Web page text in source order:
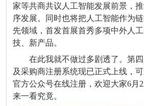
家等共商共议人工智能发展前景，
序发展。同时也将把人工智能作为
先领域，首发首展首秀多项中外人
技、新产品。
在此我就不做过多剧透了。 第
及采购商注册系统现已正式上线，
官方公众号在线注册， 欢迎大家6月
来一看究竟。